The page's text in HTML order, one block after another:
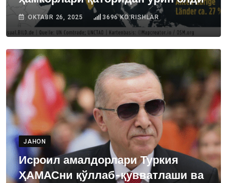
OKTABR 26, 2025 3696KOʻRISHLAR
JAHON
Исроил амалдорлари Туркия
ҲАМАСни қўллаб-қувватлаши ва